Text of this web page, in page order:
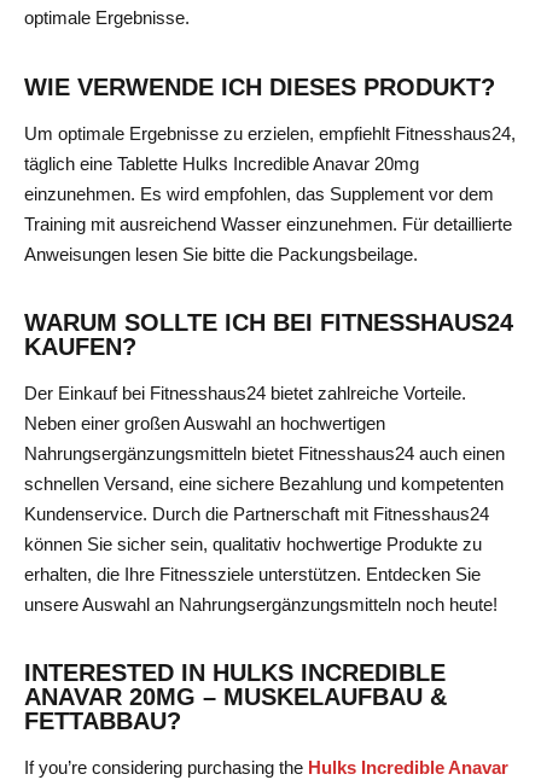
optimale Ergebnisse.
WIE VERWENDE ICH DIESES PRODUKT?
Um optimale Ergebnisse zu erzielen, empfiehlt Fitnesshaus24,
täglich eine Tablette Hulks Incredible Anavar 20mg
einzunehmen. Es wird empfohlen, das Supplement vor dem
Training mit ausreichend Wasser einzunehmen. Für detaillierte
Anweisungen lesen Sie bitte die Packungsbeilage.
WARUM SOLLTE ICH BEI FITNESSHAUS24
KAUFEN?
Der Einkauf bei Fitnesshaus24 bietet zahlreiche Vorteile.
Neben einer großen Auswahl an hochwertigen
Nahrungsergänzungsmitteln bietet Fitnesshaus24 auch einen
schnellen Versand, eine sichere Bezahlung und kompetenten
Kundenservice. Durch die Partnerschaft mit Fitnesshaus24
können Sie sicher sein, qualitativ hochwertige Produkte zu
erhalten, die Ihre Fitnessziele unterstützen. Entdecken Sie
unsere Auswahl an Nahrungsergänzungsmitteln noch heute!
INTERESTED IN HULKS INCREDIBLE
ANAVAR 20MG – MUSKELAUFBAU &
FETTABBAU?
If you’re considering purchasing the Hulks Incredible Anavar